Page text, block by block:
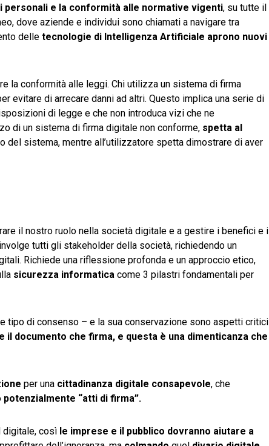
e la conformità alle normative vigenti, su tutte il
dove aziende e individui sono chiamati a navigare tra
delle tecnologie di Intelligenza Artificiale aprono nuovi
la conformità alle leggi. Chi utilizza un sistema di firma
evitare di arrecare danni ad altri. Questo implica una serie di
di legge e che non introduca vizi che ne
di un sistema di firma digitale non conforme, spetta al
del sistema, mentre all’utilizzatore spetta dimostrare di aver
il nostro ruolo nella società digitale e a gestire i benefici e i
tutti gli stakeholder della società, richiedendo un
Richiede una riflessione profonda e un approccio etico,
sicurezza informatica come 3 pilastri fondamentali per
tipo di consenso – e la sua conservazione sono aspetti critici
il documento che firma, e questa è una dimenticanza che
per una cittadinanza digitale consapevole, che
potenzialmente “atti di firma”.
digitale, così le imprese e il pubblico dovranno aiutare a